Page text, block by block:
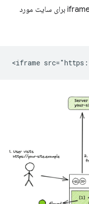
را روی تگ iframe برای سایت مورد